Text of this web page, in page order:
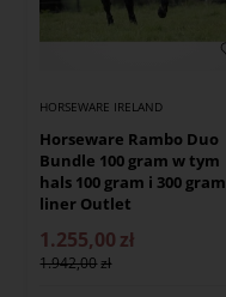
HORSEWARE IRELAND
Horseware Rambo Duo
Bundle 100 gram w tym
hals 100 gram i 300 gram
liner Outlet
1.255,00 zł
1.942,00